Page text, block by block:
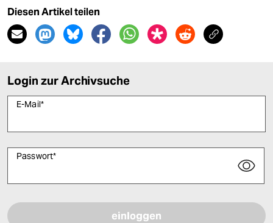
Diesen Artikel teilen
Login zur Archivsuche
E-Mail*
Passwort*